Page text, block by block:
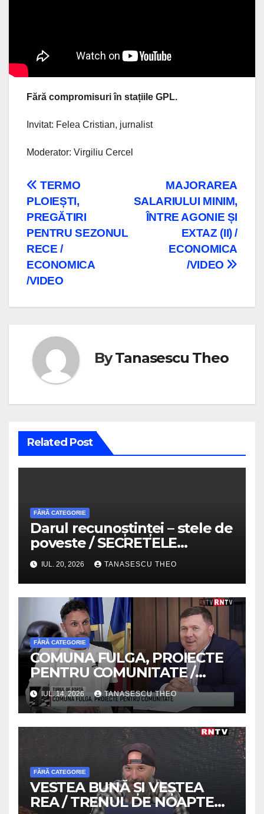
Fără compromisuri în stațiile GPL.
Invitat: Felea Cristian, jurnalist
Moderator: Virgiliu Cercel
Navigare
în
articole
MAJORAREA
SALARIULUI MINIM,
ÎNTRE AGONIE ȘI
EXTAZ (II) /
ECONOMICA
/VIDEO
TERMO
PLOIEȘTI,
PREGĂTIRI
PENTRU SEZONUL
RECE /
ECONOMICA
/VIDEO
ByTanasescu Theo
Related Post
FĂRĂ CATEGORIE
Darul recunoștinței – stele de
poveste / SECRETELE
SUCCESULUI / VIDEO
IUL. 20, 2026 TANASESCU THEO
FĂRĂ CATEGORIE
COMUNA FULGA, PROIECTE
PENTRU COMUNITATE /
TURUL DE FORTA /VIDEO
IUL. 14, 2026 TANASESCU THEO
FĂRĂ CATEGORIE
VESTEA BUNĂ ȘI VEȘTEA
REA / TRENUL DE NOAPTE